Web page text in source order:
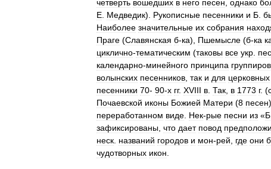
четверть вошедших в него песен однако
Е Медведик). Рукописные песенники и Б
Наиболее значительные их собрания
Праге (Славянская б-ка), Пшемысле (б-ка
циклично-тематическим (таковы все укр
календарно-минейного принципа
волынских песенников так и для церковных
песенники 70- 90-х гг. XVIII в Так в 1773 г. (
Почаевской иконы Божией Матери (8 песен),
переработанном виде Нек-рые песни из «Б
зафиксированы что дает повод
неск названий городов и мон-рей где они
чудотворных икон